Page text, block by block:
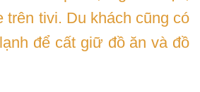
trên tivi. Du khách cũng có
để cất giữ đồ ăn và đồ